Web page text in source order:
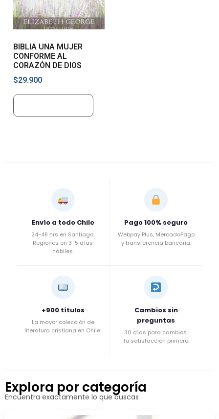
BIBLIA UNA MUJER
CONFORME AL
CORAZÓN DE DIOS
$29.900
Envío a todo Chile
24-48 hrs en Santiago.
Regiones en 3-5 días
hábiles.
Pago 100% seguro
Webpay Plus, MercadoPago
y transferencia bancaria.
+900 títulos
La mayor colección de
literatura cristiana en Chile.
Cambios sin
preguntas
30 días para cambios.
Tu satisfacción primero.
Explora por categoría
Encuentra exactamente lo que buscas